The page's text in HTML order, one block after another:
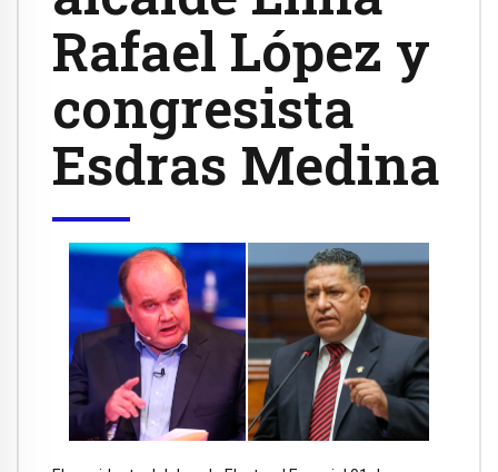
Rafael López y
congresista
Esdras Medina